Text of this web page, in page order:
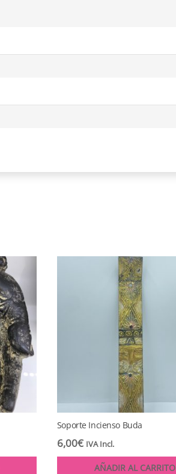
Soporte Incienso Buda
6,00€ IVA Incl.
AÑADIR AL CARRITO